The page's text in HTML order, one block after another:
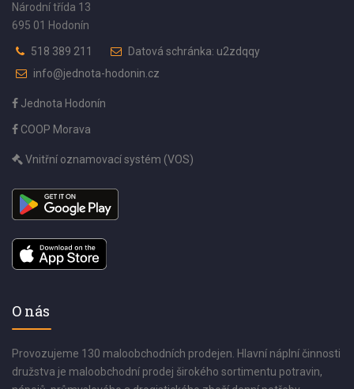
Národní třída 13
695 01 Hodonín
518 389 211
Datová schránka: u2zdqqy
info@jednota-hodonin.cz
Jednota Hodonín
COOP Morava
Vnitřní oznamovací systém (VOS)
O nás
Provozujeme 130 maloobchodních prodejen. Hlavní náplní činnosti
družstva je maloobchodní prodej širokého sortimentu potravin,